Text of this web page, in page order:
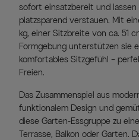
sofort einsatzbereit und
platzsparend verstauen. Mit
kg, einer Sitzbreite von ca. 51
Formgebung unterstützen sie
komfortables Sitzgefühl –
Freien.
Das Zusammenspiel aus
funktionalem Design und
diese Garten-Essgruppe zu
Terrasse, Balkon oder Garten.